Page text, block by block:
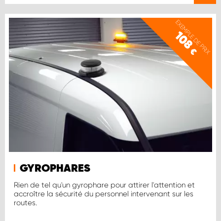
EXEMPLE DE PRIX
108
€
GYROPHARES
Rien de tel qu'un gyrophare pour attirer l'attention et
accroître la sécurité du personnel intervenant sur les
routes.